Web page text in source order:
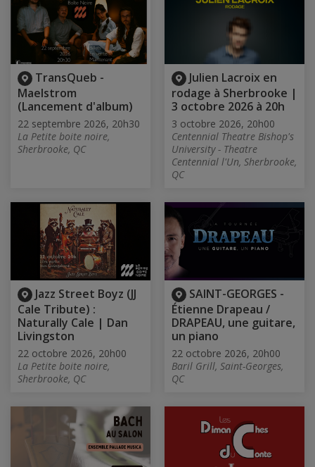
TransQueb -
Maelstrom
(Lancement d'album)
22 septembre 2026, 20h30
La Petite boite noire,
Sherbrooke, QC
Julien Lacroix en
rodage à Sherbrooke |
3 octobre 2026 à 20h
3 octobre 2026, 20h00
Centennial Theatre Bishop's
University - Theatre
Centennial l'Un, Sherbrooke,
QC
Jazz Street Boyz (JJ
Cale Tribute) :
Naturally Cale | Dan
Livingston
22 octobre 2026, 20h00
La Petite boite noire,
Sherbrooke, QC
SAINT-GEORGES -
Étienne Drapeau /
DRAPEAU, une guitare,
un piano
22 octobre 2026, 20h00
Baril Grill, Saint-Georges,
QC